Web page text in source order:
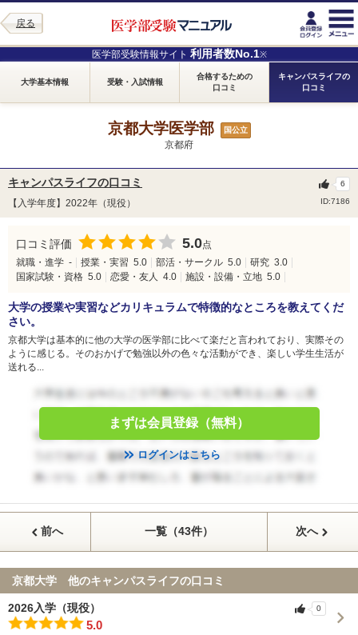
戻る
医学部受験情報サイト 利用者数No.1※
大学基本情報 受験・入試情報
合格するための
口コミ
キャンパスライフの
口コミ
京都大学医学部 国公立
京都府
キャンパスライフの口コミ
【入学年度】2022年（現役） ID:7186
6
口コミ評価 5.0点
就職・進学 - 授業・実習 5.0 部活・サークル 5.0 研究 3.0
国家試験・資格 5.0 恋愛・友人 4.0 施設・設備・立地 5.0
大学の授業や実習などカリキュラムで特徴的なところを教えてくだ
さい。
京都大学は基本的に他の大学の医学部に比べて楽だと言われており、実際その
ように感じる。そのおかげで勉強以外の色々な活動ができ、楽しい学生生活が
送れる...
まずは会員登録（無料）
ログインはこちら
前へ 一覧（43件） 次へ
京都大学 他のキャンパスライフの口コミ
2026入学（現役）
5.0
0